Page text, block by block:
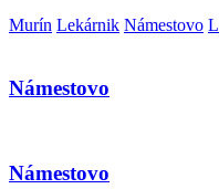
Murín Lekárnik Námestovo
Námestovo
Námestovo